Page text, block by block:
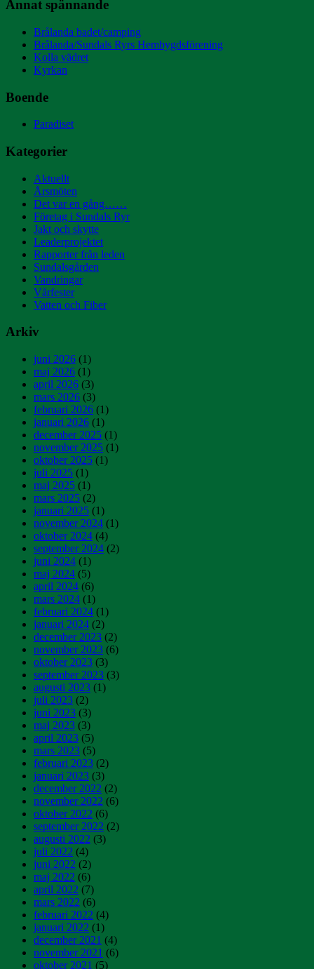
Annat spännande
Brålanda badet/camping
Brålanda/Sundals Ryrs Hembygdsförening
Kolla vädret
Kyrkan
Boende
Paradiset
Kategorier
Aktuellt
Årsmöten
Det var en gång……
Företag i Sundals Ryr
Jakt och skytte
Leaderprojektet
Rapporter från leden
Sundalsgården
Vandringar
Vårfester
Vatten och Fiber
Arkiv
juni 2026 (1)
maj 2026 (1)
april 2026 (3)
mars 2026 (3)
februari 2026 (1)
januari 2026 (1)
december 2025 (1)
november 2025 (1)
oktober 2025 (1)
juli 2025 (1)
maj 2025 (1)
mars 2025 (2)
januari 2025 (1)
november 2024 (1)
oktober 2024 (4)
september 2024 (2)
juni 2024 (1)
maj 2024 (5)
april 2024 (6)
mars 2024 (1)
februari 2024 (1)
januari 2024 (2)
december 2023 (2)
november 2023 (6)
oktober 2023 (3)
september 2023 (3)
augusti 2023 (1)
juli 2023 (2)
juni 2023 (3)
maj 2023 (3)
april 2023 (5)
mars 2023 (5)
februari 2023 (2)
januari 2023 (3)
december 2022 (2)
november 2022 (6)
oktober 2022 (6)
september 2022 (2)
augusti 2022 (3)
juli 2022 (4)
juni 2022 (2)
maj 2022 (6)
april 2022 (7)
mars 2022 (6)
februari 2022 (4)
januari 2022 (1)
december 2021 (4)
november 2021 (6)
oktober 2021 (5)